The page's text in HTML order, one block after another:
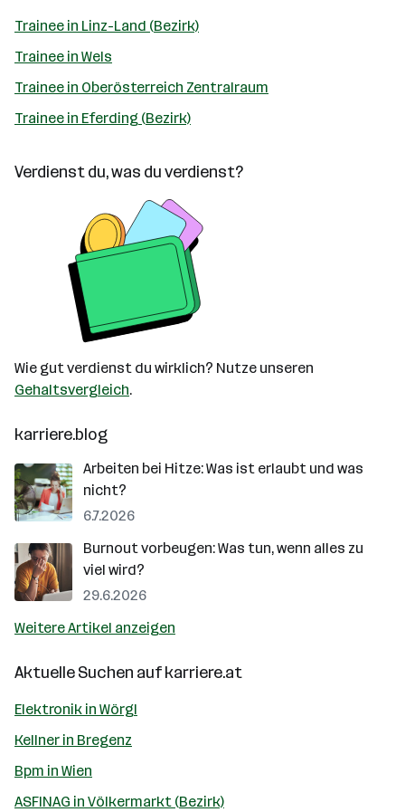
Trainee in Linz-Land (Bezirk)
Trainee in Wels
Trainee in Oberösterreich Zentralraum
Trainee in Eferding (Bezirk)
Verdienst du, was du verdienst?
Wie gut verdienst du wirklich? Nutze unseren
Gehaltsvergleich.
karriere.blog
Arbeiten bei Hitze: Was ist erlaubt und was
nicht?
6.7.2026
Burnout vorbeugen: Was tun, wenn alles zu
viel wird?
29.6.2026
Weitere Artikel anzeigen
Aktuelle Suchen aufkarriere.at
Elektronik in Wörgl
Kellner in Bregenz
Bpm in Wien
ASFINAG in Völkermarkt (Bezirk)